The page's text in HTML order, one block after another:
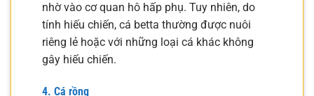
nhờ vào cơ quan hô hấp phụ. Tuy nhiên, do
tính hiếu chiến, cá betta thường được nuôi
riêng lẻ hoặc với những loại cá khác không
gây hiếu chiến.
4. Cá rồng